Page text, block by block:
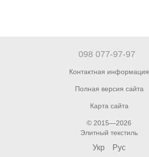
098 077-97-97
Контактная информация
Полная версия сайта
Карта сайта
© 2015—2026
Элитный текстиль
Укр Рус